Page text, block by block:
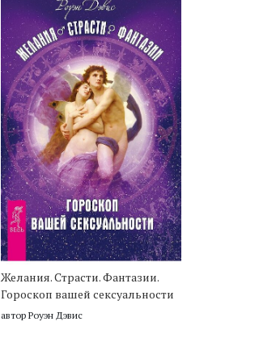
Желания. Страсти. Фантазии.
Гороскоп вашей сексуальности
автор Роуэн Дэвис